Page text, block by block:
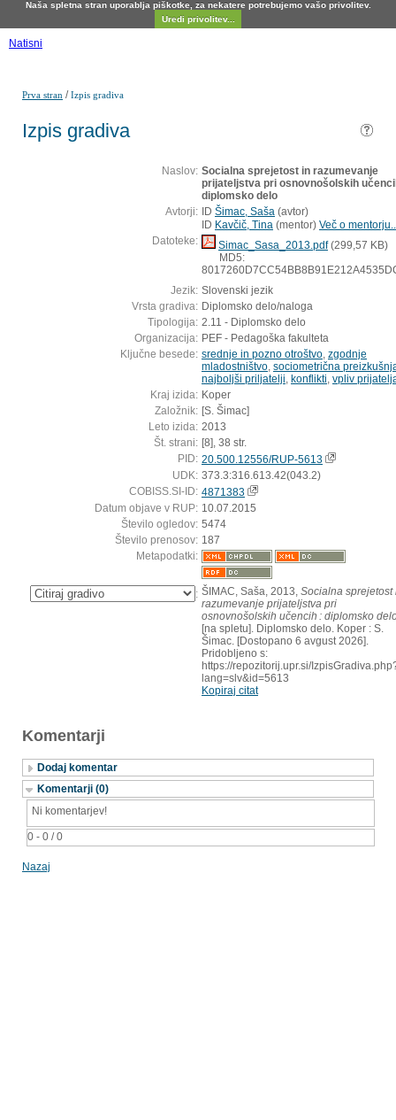
Naša spletna stran uporablja piškotke, za nekatere potrebujemo vašo privolitev.
Uredi privolitev...
Natisni
Prva stran /Izpis gradiva
Izpis gradiva
Naslov: Socialna sprejetost in razumevanje
prijateljstva pri osnovnošolskih
diplomsko delo
Avtorji: ID Šimac, Saša (avtor)
ID Kavčič, Tina (mentor) Več o
Datoteke:
Simac_Sasa_2013.pdf(299,57 KB)
MD5:
Jezik: Slovenski jezik
Vrsta gradiva: Diplomsko delo/naloga
Tipologija: 2.11 - Diplomsko delo
Organizacija: PEF - Pedagoška fakulteta
Ključne besede: srednje in pozno otroštvo zgodnje
mladostništvo sociometrična
najboljši priljatelji konflikti vpliv
Kraj izida: Koper
Založnik: [S. Šimac]
Leto izida: 2013
Št. strani: [8], 38 str.
PID: 20.500.12556/RUP-5613
UDK: 373.3:316.613.42(043.2)
COBISS.SI-ID: 4871383
Datum objave v RUP: 10.07.2015
Število ogledov: 5474
Število prenosov: 187
Metapodatki:
: ŠIMAC, Saša, 2013, Socialna sprejetost
razumevanje prijateljstva pri
osnovnošolskih učencih : diplomsko
[na spletu]. Diplomsko delo. Koper : S.
Šimac. [Dostopano 6 avgust 2026].
Pridobljeno s:
https://repozitorij.upr.si/
lang=slv&id=5613
Kopiraj citat
Komentarji
Dodaj komentar
Komentarji (0)
0 - 0 / 0
Ni komentarjev!
Nazaj